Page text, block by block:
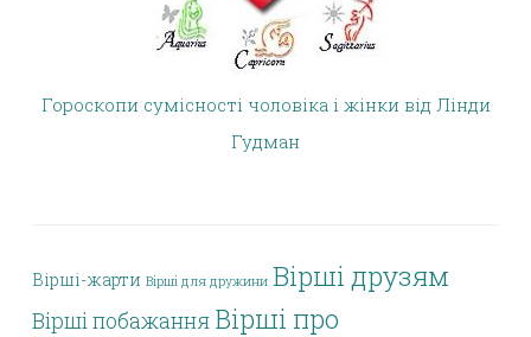
Гороскопи сумісності чоловіка і жінки від Лінди
Гудман
Вірші-жарти Вірші для дружини Вірші друзям
Вірші побажання Вірші про